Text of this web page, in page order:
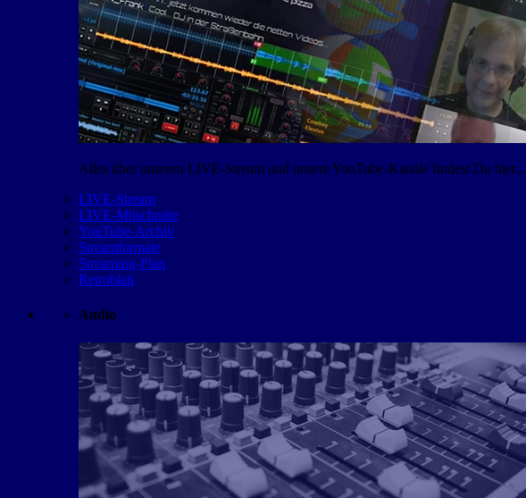
Alles über unseren LIVE-Stream und unsere YouTube-Kanäle findest Du hier...
LIVE-Stream
LIVE-Mitschnitte
YouTube-Archiv
Streamformate
Streaming-Plan
Retroblah
Audio